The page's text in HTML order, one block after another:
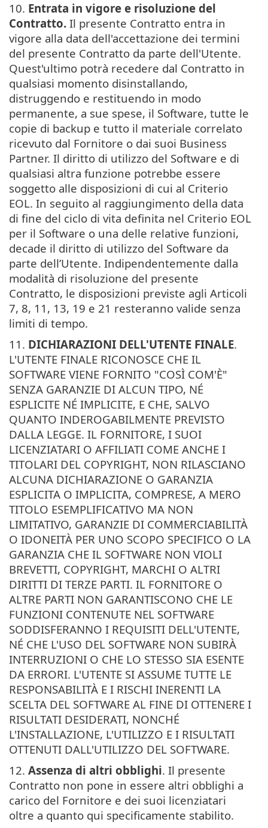
10. Entrata in vigore e risoluzione del
Contratto. Il presente Contratto entra in
vigore alla data dell'accettazione dei termini
del presente Contratto da parte dell'Utente.
Quest'ultimo potrà recedere dal Contratto in
qualsiasi momento disinstallando,
distruggendo e restituendo in modo
permanente, a sue spese, il Software, tutte le
copie di backup e tutto il materiale correlato
ricevuto dal Fornitore o dai suoi Business
Partner. Il diritto di utilizzo del Software e di
qualsiasi altra funzione potrebbe essere
soggetto alle disposizioni di cui al Criterio
EOL. In seguito al raggiungimento della data
di fine del ciclo di vita definita nel Criterio EOL
per il Software o una delle relative funzioni,
decade il diritto di utilizzo del Software da
parte dell’Utente. Indipendentemente dalla
modalità di risoluzione del presente
Contratto, le disposizioni previste agli Articoli
7, 8, 11, 13, 19 e 21 resteranno valide senza
limiti di tempo.
11. DICHIARAZIONI DELL'UTENTE FINALE.
L'UTENTE FINALE RICONOSCE CHE IL
SOFTWARE VIENE FORNITO "COSÌ COM'È"
SENZA GARANZIE DI ALCUN TIPO, NÉ
ESPLICITE NÉ IMPLICITE, E CHE, SALVO
QUANTO INDEROGABILMENTE PREVISTO
DALLA LEGGE. IL FORNITORE, I SUOI
LICENZIATARI O AFFILIATI COME ANCHE I
TITOLARI DEL COPYRIGHT, NON RILASCIANO
ALCUNA DICHIARAZIONE O GARANZIA
ESPLICITA O IMPLICITA, COMPRESE, A MERO
TITOLO ESEMPLIFICATIVO MA NON
LIMITATIVO, GARANZIE DI COMMERCIABILITÀ
O IDONEITÀ PER UNO SCOPO SPECIFICO O LA
GARANZIA CHE IL SOFTWARE NON VIOLI
BREVETTI, COPYRIGHT, MARCHI O ALTRI
DIRITTI DI TERZE PARTI. IL FORNITORE O
ALTRE PARTI NON GARANTISCONO CHE LE
FUNZIONI CONTENUTE NEL SOFTWARE
SODDISFERANNO I REQUISITI DELL'UTENTE,
NÉ CHE L'USO DEL SOFTWARE NON SUBIRÀ
INTERRUZIONI O CHE LO STESSO SIA ESENTE
DA ERRORI. L'UTENTE SI ASSUME TUTTE LE
RESPONSABILITÀ E I RISCHI INERENTI LA
SCELTA DEL SOFTWARE AL FINE DI OTTENERE I
RISULTATI DESIDERATI, NONCHÉ
L'INSTALLAZIONE, L'UTILIZZO E I RISULTATI
OTTENUTI DALL'UTILIZZO DEL SOFTWARE.
12. Assenza di altri obblighi. Il presente
Contratto non pone in essere altri obblighi a
carico del Fornitore e dei suoi licenziatari
oltre a quanto qui specificamente stabilito.